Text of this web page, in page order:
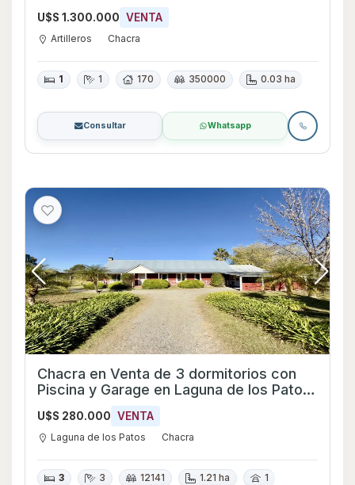
U$S 1.300.000 VENTA
Artilleros Chacra
1 1 170 350000 0.03 ha
Consultar Whatsapp
Chacra en Venta de 3 dormitorios con
Piscina y Garage en Laguna de los Patos,
U$S 280.000 VENTA
Laguna de los Patos Chacra
3 3 12141 1.21 ha 1